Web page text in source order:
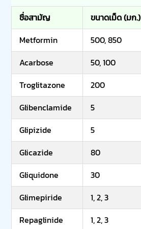
ชื่อสามัญ ขนาดเม็ด (มก.)
Metformin
500, 850
Acarbose
50, 100
Troglitazone
200
Glibenclamide
5
Glipizide
5
Glicazide
80
Gliquidone
30
Glimepiride
1, 2, 3
Repaglinide
1, 2, 3